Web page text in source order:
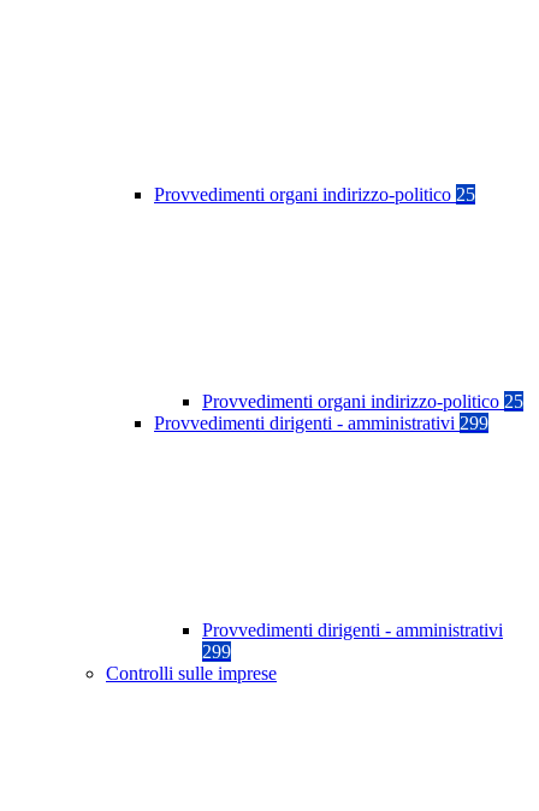
Provvedimenti organi indirizzo-politico 25
Provvedimenti organi indirizzo-politico 25
Provvedimenti dirigenti - amministrativi 299
Provvedimenti dirigenti - amministrativi
299
Controlli sulle imprese